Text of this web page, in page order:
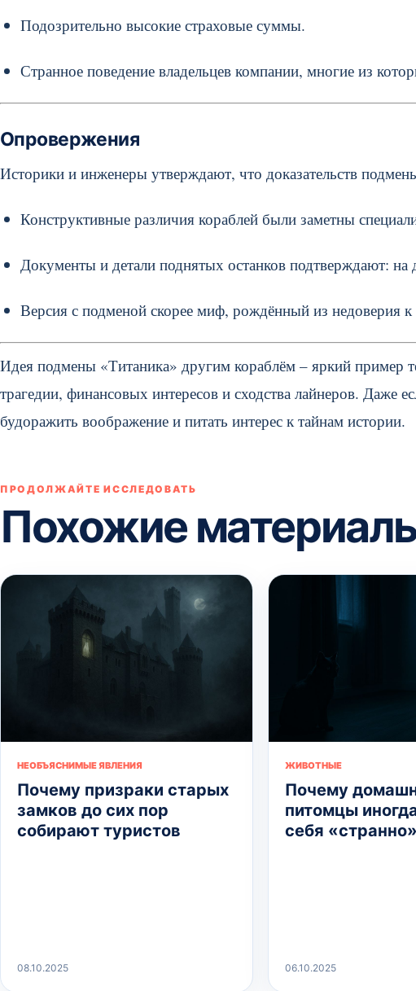
Подозрительно высокие страховые суммы.
Странное поведение владельцев компании, многие из
Опровержения
Историки и инженеры утверждают, что доказательств
Конструктивные различия кораблей были заметны
Документы и детали поднятых останков подтверждают:
Версия с подменой скорее миф, рождённый из недоверия
Идея подмены «Титаника» другим кораблём – яркий пример
трагедии, финансовых интересов и сходства лайнеров. Даже
будоражить воображение и питать интерес к тайнам истории.
ПРОДОЛЖАЙТЕ ИССЛЕДОВАТЬ
Похожие
НЕОБЪЯСНИМЫЕ ЯВЛЕНИЯ
Почему призраки старых
замков до сих пор
собирают туристов
08.10.2025
ЖИВОТНЫЕ
Почему
питомцы
себя
06.10.2025